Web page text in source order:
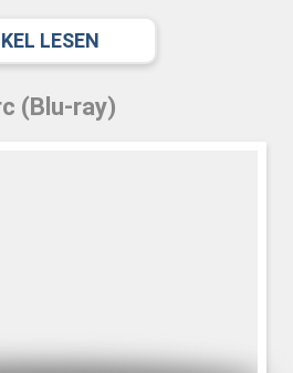
LESEN
(Blu-ray)